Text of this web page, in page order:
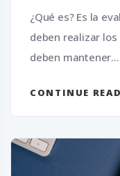
¿Qué es? Es la
deben realizar
deben mantener...
CONTINUE